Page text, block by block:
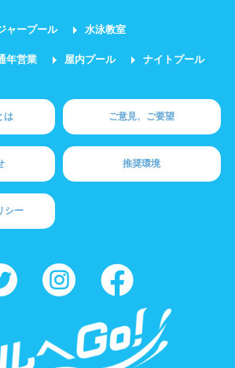
ャープール 水泳教室
年営業 屋内プール ナイトプール
は ご意見、ご要望
推奨環境
シー
団体利用、コース貸切可能